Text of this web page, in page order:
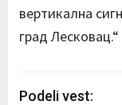
вертикална
град Лесковац.“
Podeli vest: